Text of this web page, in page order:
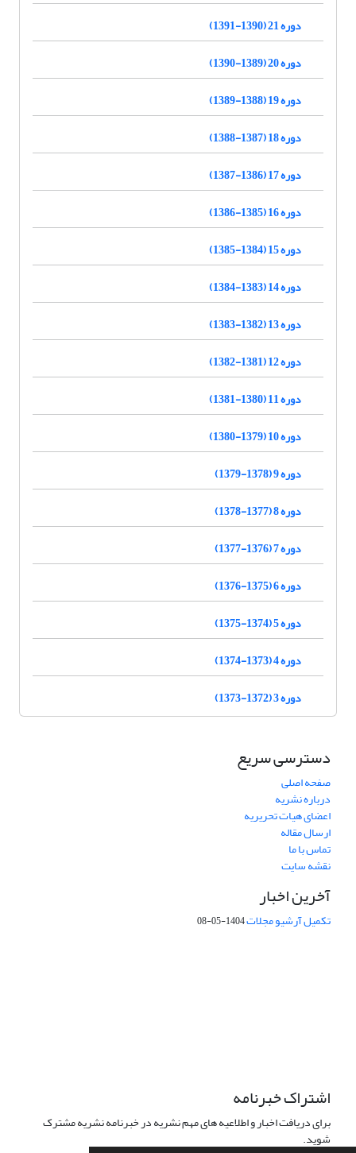
دوره 21 (1390-1391)
دوره 20 (1389-1390)
دوره 19 (1388-1389)
دوره 18 (1387-1388)
دوره 17 (1386-1387)
دوره 16 (1385-1386)
دوره 15 (1384-1385)
دوره 14 (1383-1384)
دوره 13 (1382-1383)
دوره 12 (1381-1382)
دوره 11 (1380-1381)
دوره 10 (1379-1380)
دوره 9 (1378-1379)
دوره 8 (1377-1378)
دوره 7 (1376-1377)
دوره 6 (1375-1376)
دوره 5 (1374-1375)
دوره 4 (1373-1374)
دوره 3 (1372-1373)
دسترسی سریع
صفحه اصلی
درباره نشریه
اعضای هیات تحریریه
ارسال مقاله
تماس با ما
نقشه سایت
آخرین اخبار
تکمیل آرشیو مجلات1404-05-08
اشتراک خبرنامه
برای دریافت اخبار و اطلاعیه های مهم نشریه در خبرنامه نشریه مشترک
شوید.